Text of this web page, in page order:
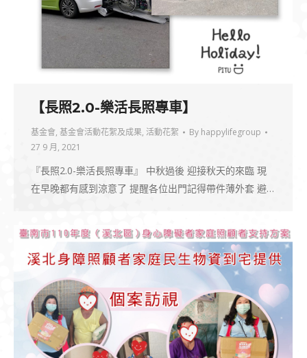
【長照2.0-樂活長照專車】
基金會, 基金會活動花絮及成果, 活動花絮 By happylifegroup
27 9 月, 2021
『長照2.0-樂活長照專車』 中秋過後 迎接秋天的來臨 現
在早晚都有感到涼意了 提醒各位出門記得帶件薄外套 避…